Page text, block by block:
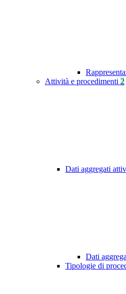
Attività e procedimenti 2
Dati aggregati
Dati
Tipologie di